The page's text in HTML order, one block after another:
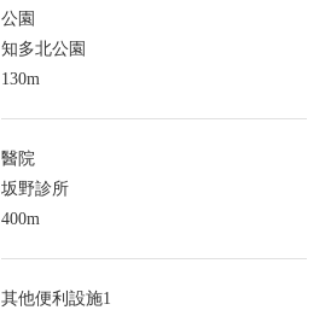
公園
知多北公園
130m
醫院
坂野診所
400m
其他便利設施1